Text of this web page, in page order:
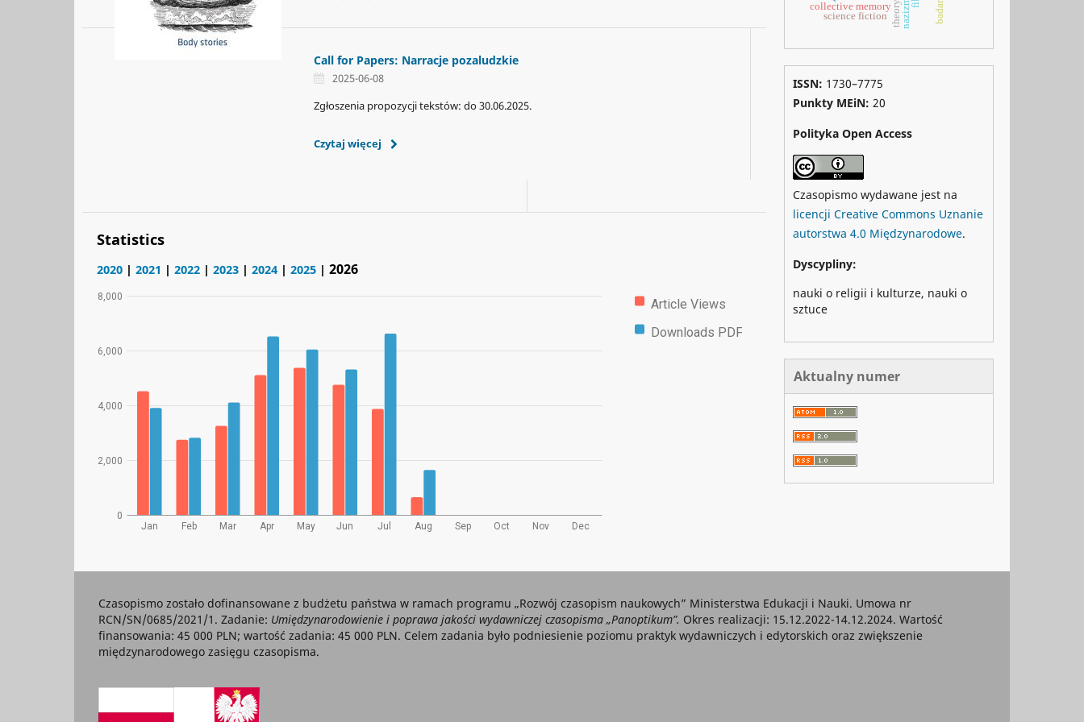
Call for Papers: Narracje pozaludzkie
2025-06-08
Zgłoszenia propozycji tekstów: do 30.06.2025.
Czytaj więcej
collective memory
science fiction nazizm
ISSN: 1730–7775
Punkty MEiN: 20
Polityka Open Access
Czasopismo wydawane jest na
licencji Creative Commons Uznanie
autorstwa 4.0 Międzynarodowe.
Dyscypliny:
nauki o religii i kulturze, nauki o
sztuce
Aktualny numer
Czasopismo zostało dofinansowane z budżetu państwa w ramach programu „Rozwój czasopism naukowych” Ministerstwa Edukacji i Nauki. Umowa nr
RCN/SN/0685/2021/1. Zadanie: Umiędzynarodowienie i poprawa jakości wydawniczej czasopisma „Panoptikum”. Okres realizacji: 15.12.2022-14.12.2024. Wartość
finansowania: 45 000 PLN; wartość zadania: 45 000 PLN. Celem zadania było podniesienie poziomu praktyk wydawniczych i edytorskich oraz zwiększenie
międzynarodowego zasięgu czasopisma.